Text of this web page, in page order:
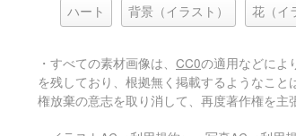
ハート 背景（イラスト） 花（イ
・すべての素材画像は、 CC0の適用などによ
を残しており、根拠無く掲載するようなこ
権放棄の意志を取り消して、再度著作権を主